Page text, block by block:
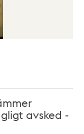
avsked -